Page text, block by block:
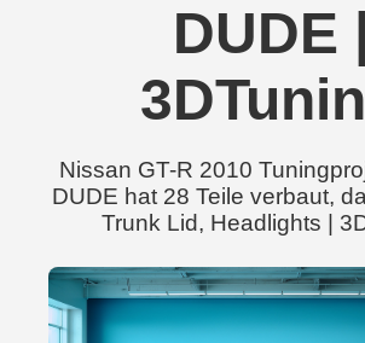
DUDE |
Nissan GT-R 2010
DUDE hat 28 Teile verbaut,
Trunk Lid, Headlights |